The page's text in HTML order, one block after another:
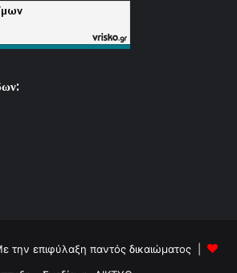
την επιφύλαξη παντός δικαιώματος |